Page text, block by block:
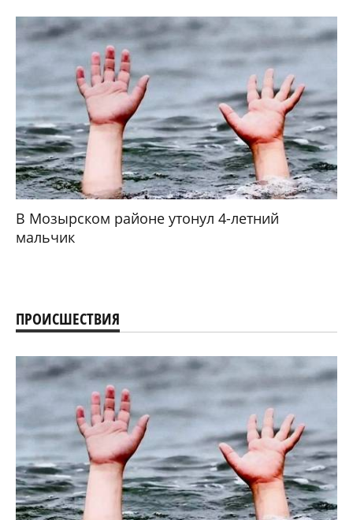
В Мозырском районе утонул 4-летний
мальчик
ПРОИСШЕСТВИЯ